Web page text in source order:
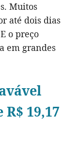
Muitos
até dois dias
o preço
em grandes
19,17